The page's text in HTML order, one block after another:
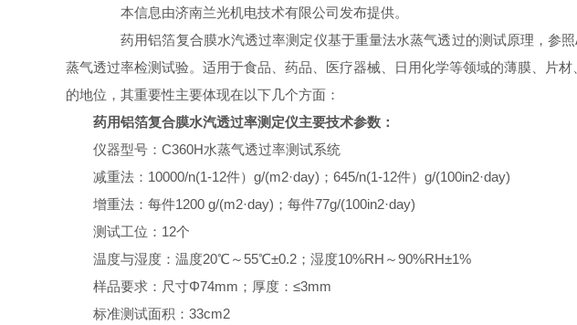
本信息由济南兰光机电技术有限公司发布提供。
药用铝箔复合膜水汽透过率测定仪基于重量法水蒸气透过的测试原理，参照
蒸气透过率检测试验。适用于食品、药品、医疗器械、日用化学等领域的薄膜、片
的地位，其重要性主要体现在以下几个方面：
药用铝箔复合膜水汽透过率测定仪主要技术参数：
仪器型号：C360H水蒸气透过率测试系统
减重法：10000/n(1-12件）g/(m2·day)；645/n(1-12件）g/(100in2·day)
增重法：每件1200 g/(m2·day)；每件77g/(100in2·day)
测试工位：12个
温度与湿度：温度20℃～55℃±0.2；湿度10%RH～90%RH±1%
样品要求：尺寸Φ74mm；厚度：≤3mm
标准测试面积：33cm2